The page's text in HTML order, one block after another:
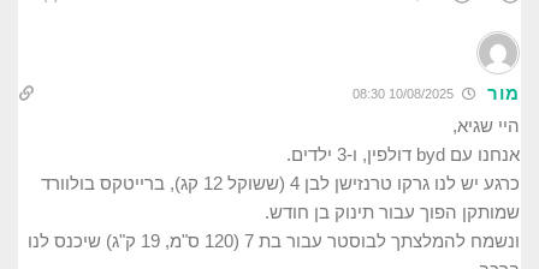
מור 10/08/2025 08:30
היי שגיא,
אנחנו עם byd דולפין, ו-3 ילדים.
כרגע יש לנו גרקו טרנזישן לבן 4 (ששוקל 12 קג), ברייטקס בולוורד
שמותקן הפוך עבור תינוק בן חודש.
ונשמח להמלצתך לבוסטר עבור בת 7 (120 ס"מ, 19 ק"ג) שיכנס לנו